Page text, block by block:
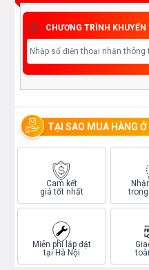
CHƯƠNG TRÌNH KHUYẾN
TẠI SAO MUA HÀNG Ở
Cam kết
giá tốt nhất
Miễn phí lắp đặt
tại Hà Nội